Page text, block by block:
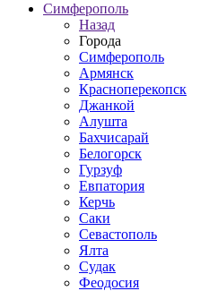
Симферополь
Назад
Города
Симферополь
Армянск
Красноперекопск
Джанкой
Алушта
Бахчисарай
Белогорск
Гурзуф
Евпатория
Керчь
Саки
Севастополь
Ялта
Судак
Феодосия